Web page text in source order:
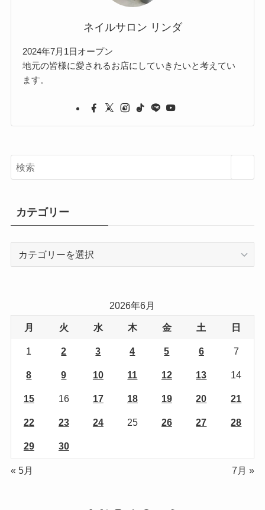
ネイルサロン リンダ
2024年7月1日オープン
地元の皆様に愛されるお店にしていきたいと考えてい
ます。
カテゴリー
2026年6月
月 火 水 木 金 土 日
1 2 3 4 5 6 7
8 9 10 11 12 13 14
15 16 17 18 19 20 21
22 23 24 25 26 27 28
29 30
« 5月 7月 »